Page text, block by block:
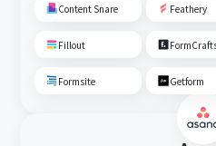
Content Snare Feathery
Fillout
Formsite Getform